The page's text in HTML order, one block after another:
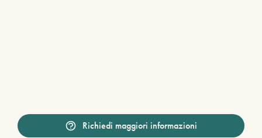
Richiedi maggiori informazioni